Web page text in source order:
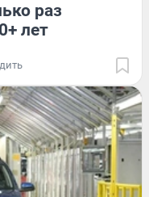
раз
лет